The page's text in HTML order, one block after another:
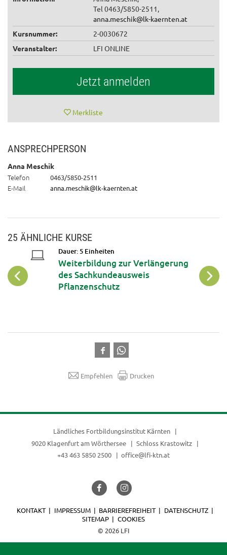
Tel 0463/5850-2511,
anna.meschik@lk-kaernten.at
Kursnummer:
2-0030672
Veranstalter:
LFI ONLINE
Jetzt anmelden
Merkliste
ANSPRECHPERSON
Anna Meschik
Telefon 0463/5850-2511
E-Mail anna.meschik@lk-kaernten.at
25 ÄHNLICHE KURSE
Dauer: 5 Einheiten
Weiterbildung zur Verlängerung
des Sachkundeausweis
Pflanzenschutz
Empfehlen Drucken
Ländliches Fortbildungsinstitut Kärnten
9020 Klagenfurt am Wörthersee
Schloss Krastowitz
+43 463 5850 2500
office@lfi-ktn.at
© 2026 LFI
KONTAKT IMPRESSUM BARRIEREFREIHEIT
DATENSCHUTZ
SITEMAP
COOKIES